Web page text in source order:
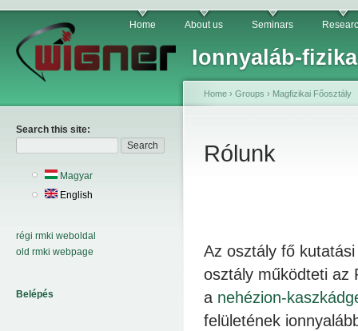
Ionnyaláb-
Home About us Seminars
Search this site:
Magyar
English
régi rmki weboldal
old rmki webpage
Belépés
Home › Groups › Magfizikai Főosztály
Rólunk
Az osztály fő
osztály működteti
a nehézion-
felületének